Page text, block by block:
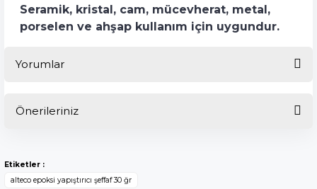
Seramik, kristal, cam, mücevherat, metal,
porselen ve ahşap kullanım için uygundur.
Yorumlar
Önerileriniz
kullanarak tarafımıza iletebilirsiniz.
Görüş ve önerileriniz için teşekkür ederiz.
Etiketler :
alteco epoksi yapıştırıcı şeffaf 30 ğr